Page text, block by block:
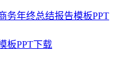
务年终总结报告模板PPT